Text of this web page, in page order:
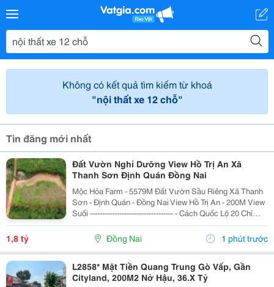
Không có kết quả tìm kiếm từ khoá
"nội thất xe 12 chỗ"
Tin đăng mới nhất
Đất Vườn Nghỉ Dưỡng View Hồ Trị An Xã
Thanh Sơn Định Quán Đồng Nai
Mộc Hỏa Farm - 5579M Đất Vườn Sầu Riêng Xã Thanh
Sơn - Định Quán - Đồng Nai View Hồ Trị An - 200M View
Suối ---------------------------------- - Cách Quốc Lộ 20 Chỉ
12Km. - Đường Ô Tô 6M, Cách Mặt Tiền Đường Nhựa
Lớn 500M - Diện Tích: 5579M=...
1,8 tỷ Đồng Nai 1 phút trước
L2858* Mặt Tiền Quang Trung Gò Vấp, Gần
Cityland, 200M2 Nở Hậu, 36.X Tỷ